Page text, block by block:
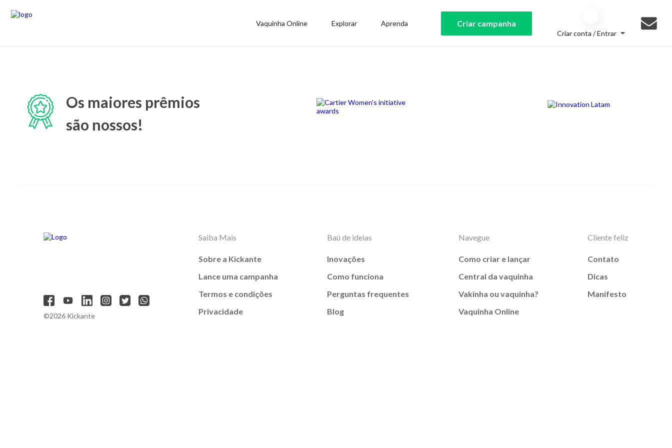
Vaquinha Online Explorar Aprenda Criar campanha
Criar conta / Entrar
Os maiores prêmios
são nossos!
©2026 Kickante
Saiba Mais
Sobre a Kickante
Lance uma campanha
Termos e condições
Privacidade
Baú de ideias
Inovações
Como funciona
Perguntas frequentes
Blog
Navegue
Como criar e lançar
Central da vaquinha
Vakinha ou vaquinha?
Vaquinha Online
Cliente feliz
Contato
Dicas
Manifesto